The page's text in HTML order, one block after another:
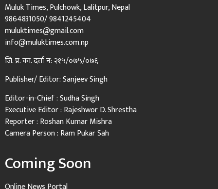
Muluk Times, Pulchowk, Lalitpur, Nepal
9864831050/ 9841245404
muluktimes@gmail.com
info@muluktimes.com.np
जि. प्र. का. दर्ता न: २१५/०७५/०७६
Publisher/ Editor: Sanjeev Singh
Editor-in-Chief : Sudha Singh
Executive Editor : Rajeshwor D. Shrestha
Reporter : Roshan Kumar Mishra
Camera Person : Ram Pukar Sah
Coming Soon